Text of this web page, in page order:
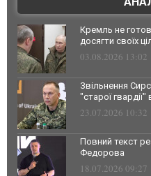
Кремль не
досягти своїх
03.08.2026 13:02
Звільнення
"старої гвардії"
23.07.2026 10:32
Повний текст
Федорова
18.07.2026 09:27